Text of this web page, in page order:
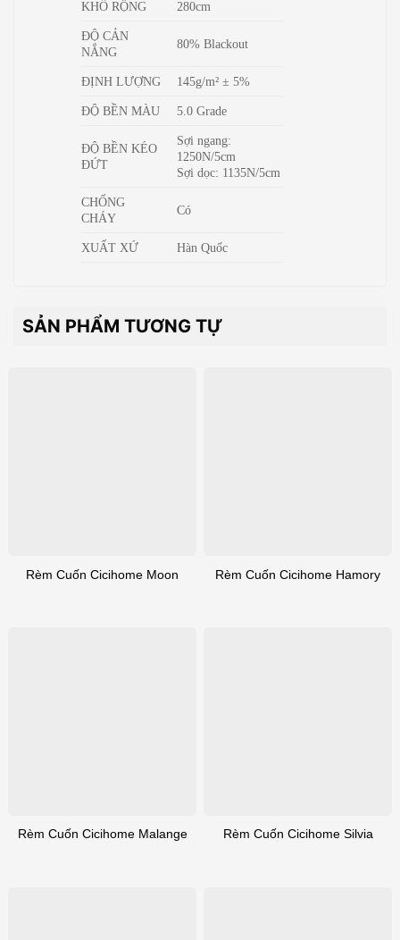
KHỔ RỘNG 280cm
ĐỘ CẢN
NẮNG
80% Blackout
ĐỊNH LƯỢNG 145g/m² ± 5%
ĐỘ BỀN MÀU 5.0 Grade
ĐỘ BỀN KÉO
ĐỨT
Sợi ngang:
1250N/5cm
Sợi dọc: 1135N/5cm
CHỐNG
CHÁY
Có
XUẤT XỨ Hàn Quốc
SẢN PHẨM TƯƠNG TỰ
Rèm Cuốn Cicihome Moon Rèm Cuốn Cicihome Hamory
Rèm Cuốn Cicihome Malange Rèm Cuốn Cicihome Silvia